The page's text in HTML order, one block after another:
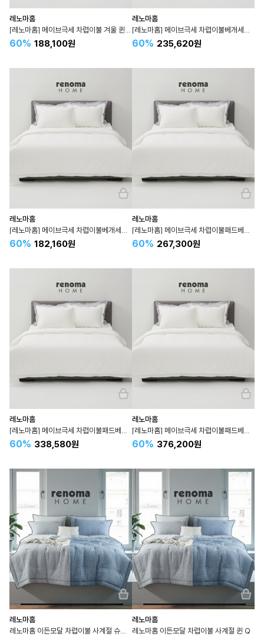
레노마홈
[레노마홈] 메이브극세 차렵이불 겨울 퀸 Q 순면 3컬러
60% 188,100원
레노마홈
[레노마홈] 메이브극세 차렵이불베개세트 겨울 퀸 Q 순면 3컬러
60% 235,620원
레노마홈
[레노마홈] 메이브극세 차렵이불베개세트 슈퍼싱글 SS 순면 3컬러
60% 182,160원
레노마홈
[레노마홈] 메이브극세 차렵이불패드베개세트 슈퍼싱글 SS 순면 3컬러
60% 267,300원
레노마홈
[레노마홈] 메이브극세 차렵이불패드베개세트 겨울 퀸 Q 순면 3컬러
60% 338,580원
레노마홈
[레노마홈] 메이브극세 차렵이불패드베개세트 겨울 라지킹 LK 킹 K 순면 3컬러
60% 376,200원
레노마홈
레노마홈 이든모달 차렵이불 사계절 슈퍼싱글 SS
레노마홈
레노마홈 이든모달 차렵이불 사계절 퀸 Q